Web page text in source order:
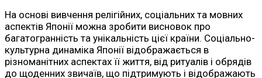
На основі вивчення релігійних, соціальних та мовних
аспектів Японії можна зробити висновок про
багатогранність та унікальність цієї країни. Соціально-
культурна динаміка Японії відображається в
різноманітних аспектах її життя, від ритуалів і обрядів
до щоденних звичаїв, що підтримують і відображають